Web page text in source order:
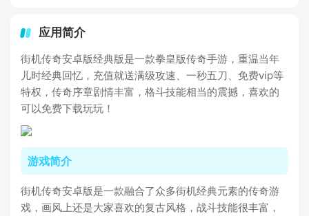
应用简介
街机传奇安卓版经典版是一款拳皇版传奇手游，重温当年
儿时经典回忆，充值就送满级攻速、一秒五刀、免费vip等
特权，传奇序章剧情丰富，格斗技能相当的震撼，喜欢的
可以免费下载玩玩！
游戏简介
街机传奇安卓版是一款融合了众多街机经典元素的传奇游
戏，画风上还是大家喜欢的复古风格，战斗技能很丰富，